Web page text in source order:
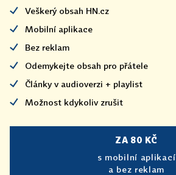
Veškerý obsah HN.cz
Mobilní aplikace
Bez reklam
Odemykejte obsah pro přátele
Články v audioverzi + playlist
Možnost kdykoliv zrušit
ZA 80 KČ
s mobilní aplikací
a bez reklam